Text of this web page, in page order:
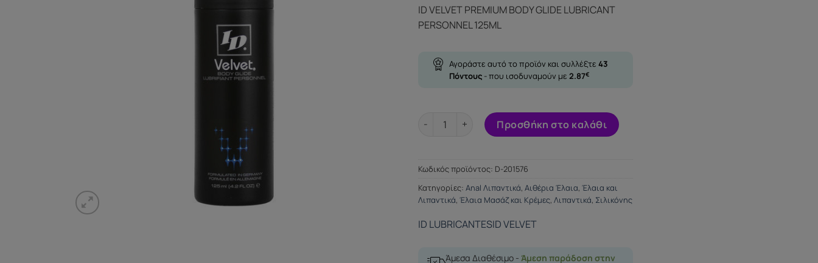
ID VELVET PREMIUM BODY GLIDE LUBRICANT
PERSONNEL 125ML
Αγοράστε αυτό το προϊόν και συλλέξτε 43
Πόντους - που ισοδυναμούν με 2.87€
ID VELVET PREMIUM BODY GLIDE LUBRICANT PERSONNEL 125ML ποσότητα
Προσθήκη στο καλάθι
Κωδικός προϊόντος: D-201576
Κατηγορίες: Anal Λιπαντικά, Αιθέρια Έλαια, Έλαια και
Λιπαντικά, Έλαια Μασάζ και Κρέμες, Λιπαντικά, Σιλικόνης
ID LUBRICANTESID VELVET
Άμεσα Διαθέσιμο - Άμεση παράδοση στην